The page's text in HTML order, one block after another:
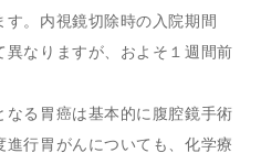
。内視鏡切除時の入院期間
なりますが、およそ１週間前
なる胃癌は基本的に腹腔鏡手術
行胃がんについても、化学療